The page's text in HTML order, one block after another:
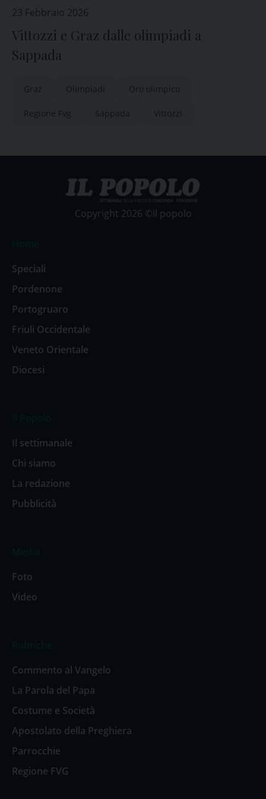
23 Febbraio 2026
Vittozzi e Graz dalle olimpiadi a
Sappada
Graz Olimpiadi Oro olimpico
Regione Fvg Sappada Vittozzi
Copyright 2026 ©Il popolo
Speciali
Pordenone
Portogruaro
Friuli Occidentale
Veneto Orientale
Diocesi
Il settimanale
Chi siamo
La redazione
Pubblicità
Foto
Video
Commento al Vangelo
La Parola del Papa
Costume e Società
Apostolato della Preghiera
Parrocchie
Regione FVG